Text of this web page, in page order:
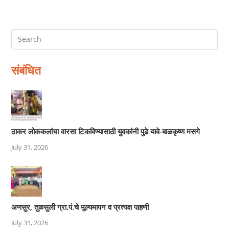
संबंधित
ठाकर लोककलांचा वारसा टिकविण्यासाठी युवकांनी पुढे यावे-बाळकृष्ण मसगे
July 31, 2026
अणसुर, तुळसुली ग्रा.पं.चे मूल्यमापन व प्रत्यक्ष पाहणी
July 31, 2026